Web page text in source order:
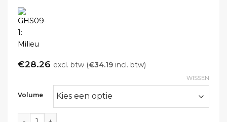
€28.26 excl. btw (€34.19 incl. btw)
Volume
WISSEN
Zinkwit in Lijnolie aantal